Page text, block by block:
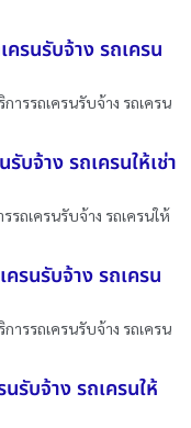
ครนรับจ้าง รถเครน
ารรถเครนรับจ้าง รถเครน
บจ้าง รถเครนให้เช่า
รถเครนรับจ้าง รถเครนให้
รนรับจ้าง รถเครน
ารรถเครนรับจ้าง รถเครน
รับจ้าง รถเครนให้